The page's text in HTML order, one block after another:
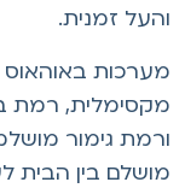
זמנית.
באוהאוס
רמת
גימור
בין הבית